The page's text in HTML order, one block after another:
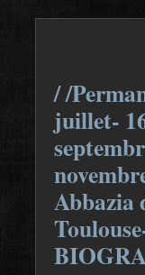
/ /
juillet-
Abbazia